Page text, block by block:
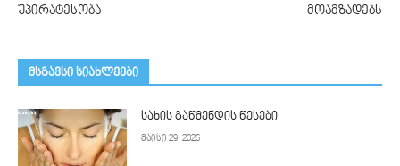
უპირატესობა
მოამზადებს
მსგავსი სიახლეები
სახის გაწმენდის წესები
მაისი 29, 2026